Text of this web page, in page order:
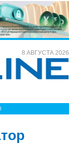
8 АВГУСТА 2026